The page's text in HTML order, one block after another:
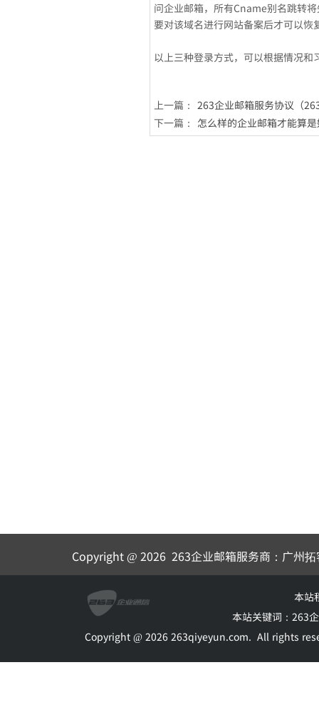
问企业邮箱，所有Cname别名跳转
要对该域名进行网站备案后才可以
以上三种登录方式，可以根据情况
上一篇： 263企业邮箱服务协议（
下一篇： 怎么样的企业邮箱才能算
Copyright @ 2026 263企业邮箱服务商：广州
本站
本站关键词： 263
Copyright @ 2026 263qiyeyun.com. All rights